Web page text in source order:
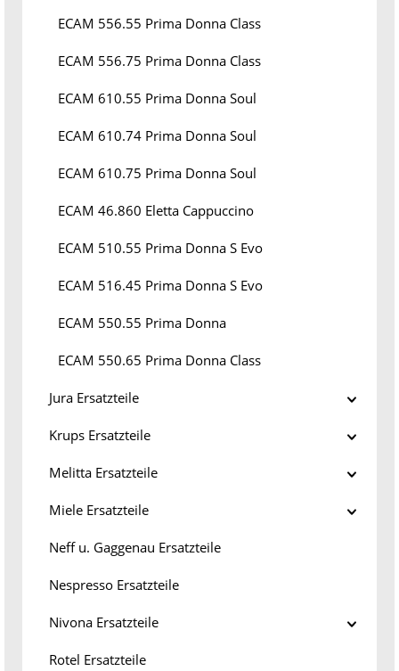
ECAM 556.55 Prima Donna Class
ECAM 556.75 Prima Donna Class
ECAM 610.55 Prima Donna Soul
ECAM 610.74 Prima Donna Soul
ECAM 610.75 Prima Donna Soul
ECAM 46.860 Eletta Cappuccino
ECAM 510.55 Prima Donna S Evo
ECAM 516.45 Prima Donna S Evo
ECAM 550.55 Prima Donna
ECAM 550.65 Prima Donna Class
Jura Ersatzteile
Krups Ersatzteile
Melitta Ersatzteile
Miele Ersatzteile
Neff u. Gaggenau Ersatzteile
Nespresso Ersatzteile
Nivona Ersatzteile
Rotel Ersatzteile